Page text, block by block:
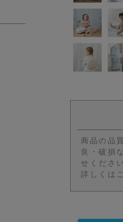
商品の品
良・破損
せくださ
詳しくは